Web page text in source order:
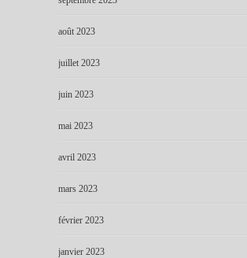
août 2023
juillet 2023
juin 2023
mai 2023
avril 2023
mars 2023
février 2023
janvier 2023